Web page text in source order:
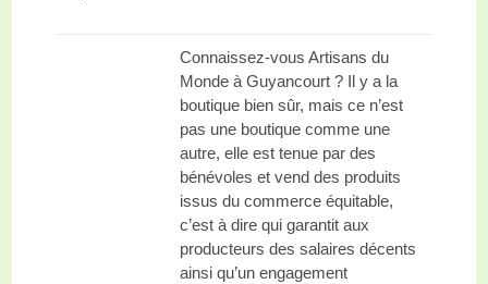
Connaissez-vous Artisans du
Monde à Guyancourt ? Il y a la
boutique bien sûr, mais ce n’est
pas une boutique comme une
autre, elle est tenue par des
bénévoles et vend des produits
issus du commerce équitable,
c’est à dire qui garantit aux
producteurs des salaires décents
ainsi qu’un engagement